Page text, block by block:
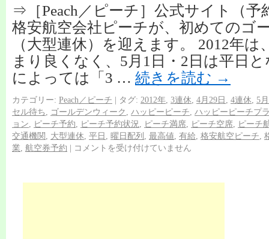
⇒［Peach／ピーチ］公式サイト（予
格安航空会社ピーチが、初めてのゴ
（大型連休）を迎えます。 2012年
まり良くなく、5月1日・2日は平日
によっては「3 … 続きを読む →
カテゴリー: Peach／ピーチ | タグ: 2012年 3連休 4月29日 4連休
5
セル待ち
ゴールデンウィーク ハッピーピーチ ハッピーピーチプ
ョン
ピーチ予約 ピーチ予約状況 ピーチ満席 ピーチ空席
ピーチ
交通機関
大型連休 平日 曜日配列 最高値 有給 格安航空ピーチ
業 航空券予約 | コメントを受け付けていません